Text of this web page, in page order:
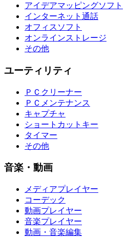
アイデアマッピングソフト
インターネット通話
オフィスソフト
オンラインストレージ
その他
ユーティリティ
ＰＣクリーナー
ＰＣメンテナンス
キャプチャ
ショートカットキー
タイマー
その他
音楽・動画
メディアプレイヤー
コーデック
動画プレイヤー
音楽プレイヤー
動画・音楽編集